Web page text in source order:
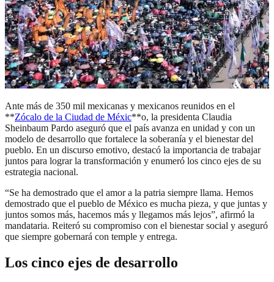
Ante más de 350 mil mexicanas y mexicanos reunidos en el
**Zócalo de la Ciudad de Méxic**o, la presidenta Claudia
Sheinbaum Pardo aseguró que el país avanza en unidad y con un
modelo de desarrollo que fortalece la soberanía y el bienestar del
pueblo. En un discurso emotivo, destacó la importancia de trabajar
juntos para lograr la transformación y enumeró los cinco ejes de su
estrategia nacional.
“Se ha demostrado que el amor a la patria siempre llama. Hemos
demostrado que el pueblo de México es mucha pieza, y que juntas y
juntos somos más, hacemos más y llegamos más lejos”, afirmó la
mandataria. Reiteró su compromiso con el bienestar social y aseguró
que siempre gobernará con temple y entrega.
Los cinco ejes de desarrollo